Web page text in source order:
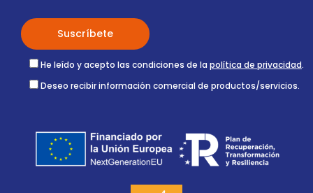
He leído y acepto las condiciones de la política de privacidad.
Deseo recibir información comercial de productos/servicios.